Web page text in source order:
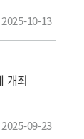
2025-10-13
개최
2025-09-23